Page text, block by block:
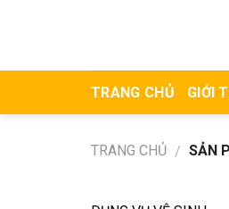
TRANG CHỦ GIỚI
TRANG CHỦ / SẢN